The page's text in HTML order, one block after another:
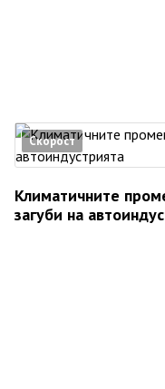
Скорост
Климатичните
загуби на